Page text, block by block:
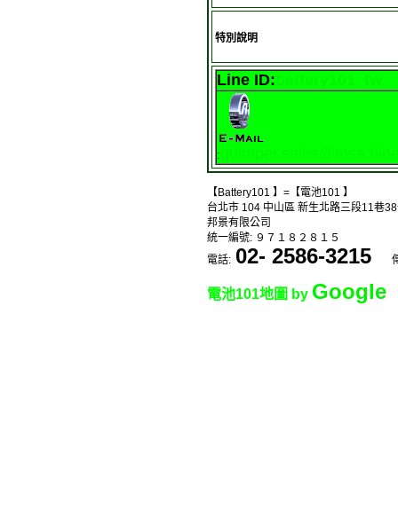
特別說明
Line ID:
:
【Battery101 】=【電池101 】
台北市 104 中山區 新生北路三段11巷
邦景有限公司
統一編號: ９７１８２８１５
電話: 02- 2586-3215
電池101地圖 by Google